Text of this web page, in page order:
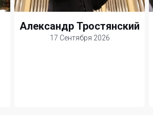
Александр Тростянский
17 Сентября 2026